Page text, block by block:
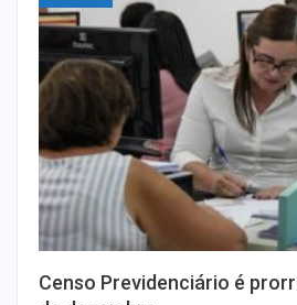
Censo Previdenciário é